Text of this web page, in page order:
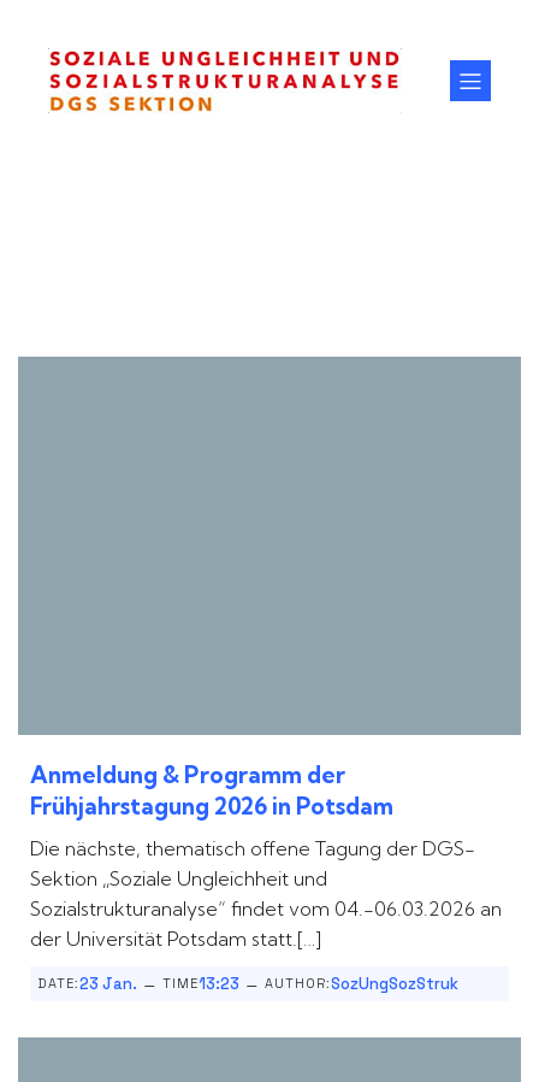
Anmeldung & Programm der
Frühjahrstagung 2026 in Potsdam
Die nächste, thematisch offene Tagung der DGS-
Sektion „Soziale Ungleichheit und
Sozialstrukturanalyse“ findet vom 04.-06.03.2026 an
der Universität Potsdam statt.[…]
DATE:23 Jan. – TIME13:23 – AUTHOR:SozUngSozStruk